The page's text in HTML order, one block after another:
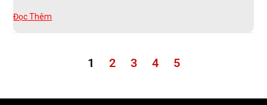
Đọc Thêm
1 2 3 4 5